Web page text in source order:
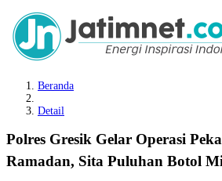
Beranda
Detail
Polres Gresik Gelar Operasi
Ramadan, Sita Puluhan Botol